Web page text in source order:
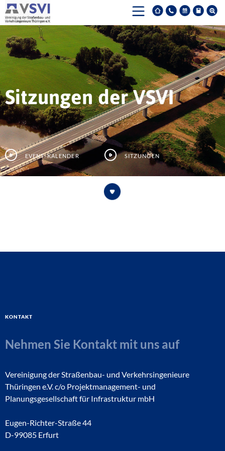
Sitzungen der VSVI
Event-Kalender Sitzungen
Kontakt
Nehmen Sie Kontakt mit uns auf
Vereinigung der Straßenbau- und Verkehrsingenieure
Thüringen e.V. c/o Projektmanagement- und
Planungsgesellschaft für Infrastruktur mbH
Eugen-Richter-Straße 44
D-99085 Erfurt